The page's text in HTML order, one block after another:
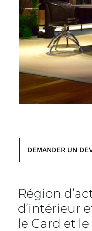
DEMANDER UN
Région
d’intérieur
le Gard et